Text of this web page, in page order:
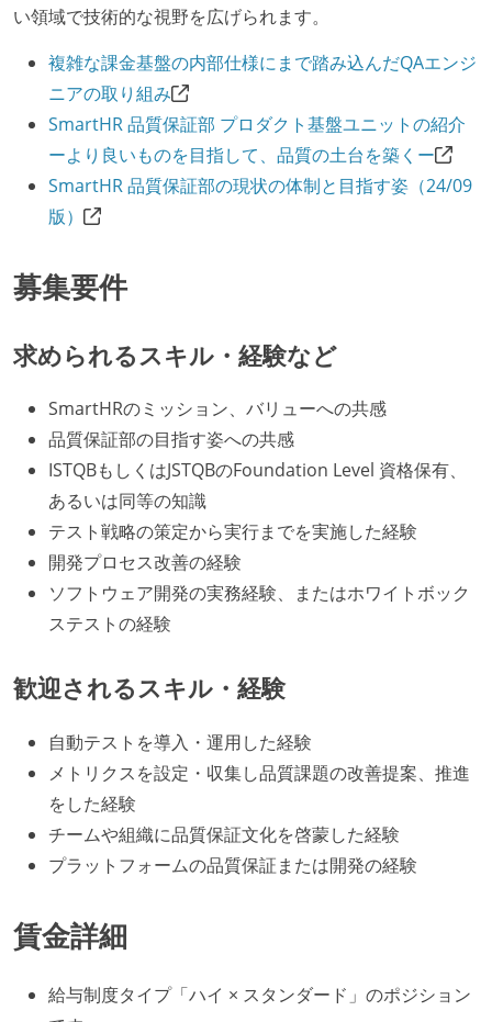
い領域で技術的な視野を広げられます。
複雑な課金基盤の内部仕様にまで踏み込んだQAエンジ
ニアの取り組み
SmartHR 品質保証部 プロダクト基盤ユニットの紹介
ーより良いものを目指して、品質の土台を築くー
SmartHR 品質保証部の現状の体制と目指す姿（24/09
版）
募集要件
求められるスキル・経験など
SmartHRのミッション、バリューへの共感
品質保証部の目指す姿への共感
ISTQBもしくはJSTQBのFoundation Level 資格保有、
あるいは同等の知識
テスト戦略の策定から実行までを実施した経験
開発プロセス改善の経験
ソフトウェア開発の実務経験、またはホワイトボック
ステストの経験
歓迎されるスキル・経験
自動テストを導入・運用した経験
メトリクスを設定・収集し品質課題の改善提案、推進
をした経験
チームや組織に品質保証文化を啓蒙した経験
プラットフォームの品質保証または開発の経験
賃金詳細
給与制度タイプ「ハイ × スタンダード」のポジション